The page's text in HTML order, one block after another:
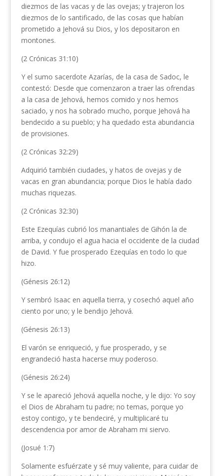
diezmos de las vacas y de las ovejas; y trajeron los
diezmos de lo santificado, de las cosas que habían
prometido a Jehová su Dios, y los depositaron en
montones.
(2 Crónicas 31:10)
Y el sumo sacerdote Azarías, de la casa de Sadoc, le
contestó: Desde que comenzaron a traer las ofrendas
a la casa de Jehová, hemos comido y nos hemos
saciado, y nos ha sobrado mucho, porque Jehová ha
bendecido a su pueblo; y ha quedado esta abundancia
de provisiones.
(2 Crónicas 32:29)
Adquirió también ciudades, y hatos de ovejas y de
vacas en gran abundancia; porque Dios le había dado
muchas riquezas.
(2 Crónicas 32:30)
Este Ezequías cubrió los manantiales de Gihón la de
arriba, y condujo el agua hacia el occidente de la ciudad
de David. Y fue prosperado Ezequías en todo lo que
hizo.
(Génesis 26:12)
Y sembró Isaac en aquella tierra, y cosechó aquel año
ciento por uno; y le bendijo Jehová.
(Génesis 26:13)
El varón se enriqueció, y fue prosperado, y se
engrandeció hasta hacerse muy poderoso.
(Génesis 26:24)
Y se le apareció Jehová aquella noche, y le dijo: Yo soy
el Dios de Abraham tu padre; no temas, porque yo
estoy contigo, y te bendeciré, y multiplicaré tu
descendencia por amor de Abraham mi siervo.
(Josué 1:7)
Solamente esfuérzate y sé muy valiente, para cuidar de